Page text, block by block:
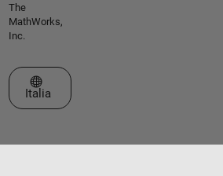
The
MathWorks,
Inc.
Seleziona un sito web
Italia